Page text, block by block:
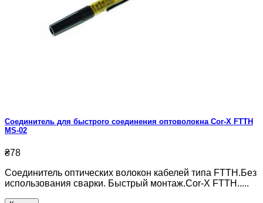
Cоединитель для быстрого соединения оптоволокна Cor-X FTTH
MS-02
₴78
Соединитель оптических волокон кабелей типа FTTH.Без
использования сварки. Быстрый монтаж.Cor-X FTTH.....